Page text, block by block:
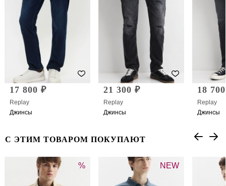
17 800 ₽
Replay
Джинсы
21 300 ₽
Replay
Джинсы
18
Replay
Джинсы
С ЭТИМ ТОВАРОМ ПОКУПАЮТ
% NEW